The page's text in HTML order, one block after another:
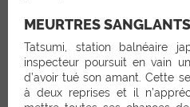
MEURTRES SANGLANTS
Tatsumi, station balnéaire
inspecteur poursuit en vain
d’avoir tué son amant. Cette
à deux reprises et il